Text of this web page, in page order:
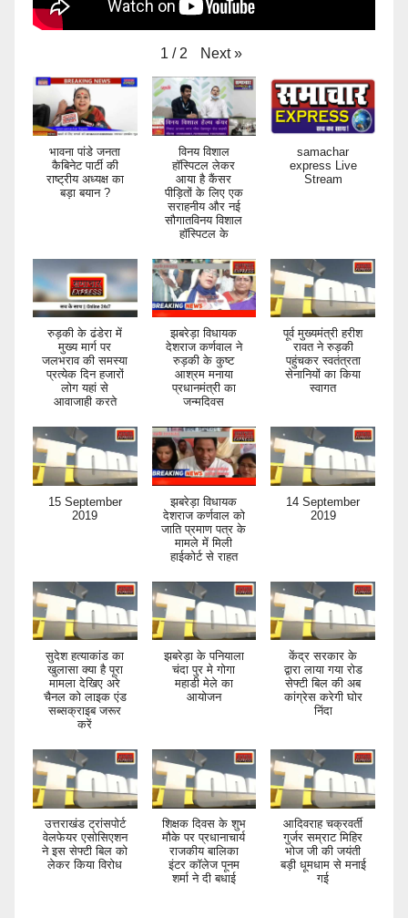
1 / 2 Next »
भावना पांडे जनता
कैबिनेट पार्टी की
राष्ट्रीय अध्यक्ष का
बड़ा बयान ?
विनय विशाल
हॉस्पिटल लेकर
आया है कैंसर
पीड़ितों के लिए एक
सराहनीय और नई
सौगातविनय विशाल
हॉस्पिटल के
samachar
express Live
Stream
रुड़की के ढंडेरा में
मुख्य मार्ग पर
जलभराव की समस्या
प्रत्येक दिन हजारों
लोग यहां से
आवाजाही करते
झबरेड़ा विधायक
देशराज कर्णवाल ने
रुड़की के कुष्ट
आश्रम मनाया
प्रधानमंत्री का
जन्मदिवस
पूर्व मुख्यमंत्री हरीश
रावत ने रुड़की
पहुंचकर स्वतंत्रता
सेनानियों का किया
स्वागत
15 September
2019
झबरेड़ा विधायक
देशराज कर्णवाल को
जाति प्रमाण पत्र के
मामले में मिली
हाईकोर्ट से राहत
14 September
2019
सुदेश हत्याकांड का
खुलासा क्या है पूरा
मामला देखिए अरे
चैनल को लाइक एंड
सब्सक्राइब जरूर
करें
झबरेड़ा के पनियाला
चंदा पुर मे गोगा
महाडी मेले का
आयोजन
केंद्र सरकार के
द्वारा लाया गया रोड
सेफ्टी बिल की अब
कांग्रेस करेगी घोर
निंदा
उत्तराखंड ट्रांसपोर्ट
वेलफेयर एसोसिएशन
ने इस सेफ्टी बिल को
लेकर किया विरोध
शिक्षक दिवस के शुभ
मौके पर प्रधानाचार्य
राजकीय बालिका
इंटर कॉलेज पूनम
शर्मा ने दी बधाई
आदिवराह चक्रवर्ती
गुर्जर सम्राट मिहिर
भोज जी की जयंती
बड़ी धूमधाम से मनाई
गई